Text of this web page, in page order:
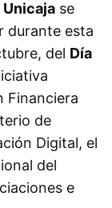
Unicaja se
durante esta
del Día
Financiera
de
Digital, el
del
e